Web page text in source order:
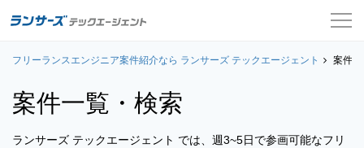
案件一覧
お役立ちコンテンツ
よくある質問
フリーランスエンジニア案件紹介なら ランサーズ テックエージェント 案件
案件一覧・検索
ランサーズ テックエージェント では、週3~5日で参画可能なフリ